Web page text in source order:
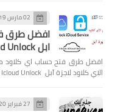
02 مارس 2019
افضل طرق
ابل Icloud Unlock
الاي كلاود لاجزة آبل Icloud Unlock
27 فبراير 2020